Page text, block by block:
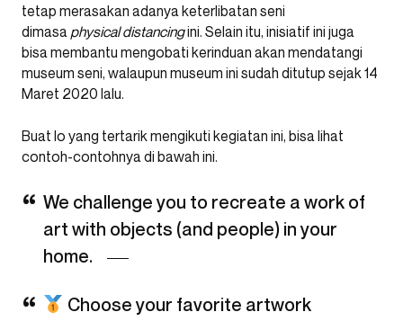
tetap merasakan adanya keterlibatan seni
dimasa physical distancingini. Selain itu, inisiatif ini juga
bisa membantu mengobati kerinduan akan mendatangi
museum seni, walaupun museum ini sudah ditutup sejak 14
Maret 2020 lalu.
Buat lo yang tertarik mengikuti kegiatan ini, bisa lihat
contoh-contohnya di bawah ini.
We challenge you to recreate a work of
art with objects (and people) in your
home.
Choose your favorite artwork